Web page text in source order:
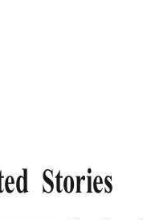
Stories